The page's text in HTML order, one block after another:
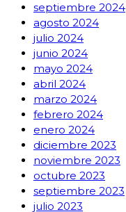
septiembre 2024
agosto 2024
julio 2024
junio 2024
mayo 2024
abril 2024
marzo 2024
febrero 2024
enero 2024
diciembre 2023
noviembre 2023
octubre 2023
septiembre 2023
julio 2023